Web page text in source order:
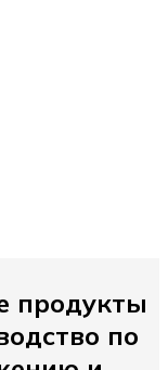
продукты
по